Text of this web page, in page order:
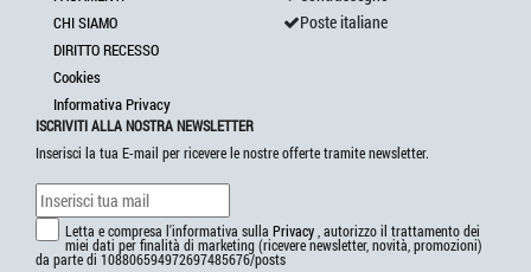
CHI SIAMO
DIRITTO RECESSO
Cookies
Informativa Privacy
Poste italiane
ISCRIVITI ALLA NOSTRA NEWSLETTER
Inserisci la tua E-mail per ricevere le nostre offerte tramite newsletter.
Letta e compresa l'informativa sulla Privacy , autorizzo il trattamento dei
miei dati per finalità di marketing (ricevere newsletter, novità, promozioni)
da parte di 108806594972697485676/posts